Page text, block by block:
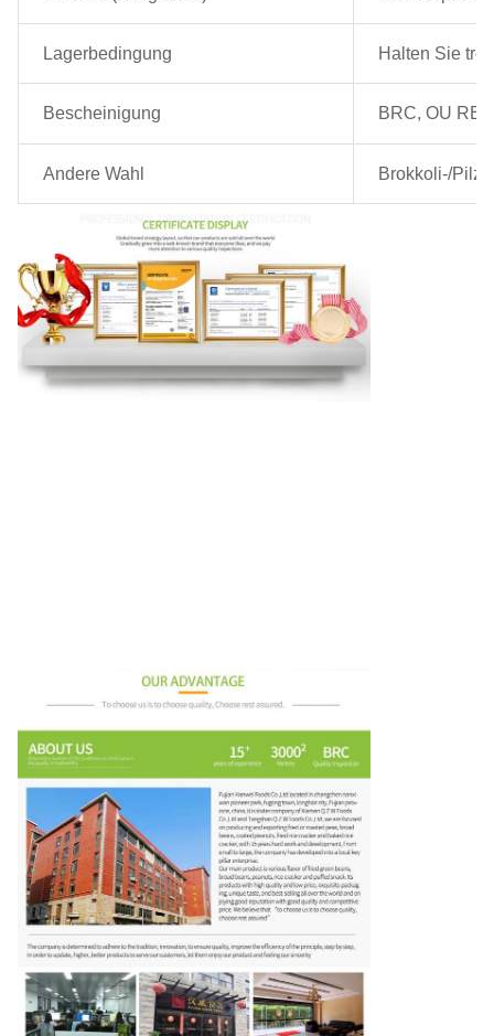
Lagerbedingung Halten Sie
Bescheinigung BRC, OU
Andere Wahl Brokkoli-/